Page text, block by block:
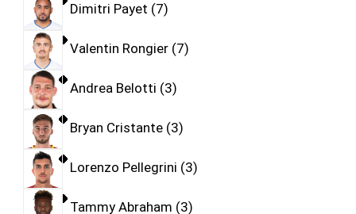
Dimitri Payet 7
Valentin Rongier 7
Andrea Belotti 3
Bryan Cristante 3
Lorenzo Pellegrini 3
Tammy Abraham 3